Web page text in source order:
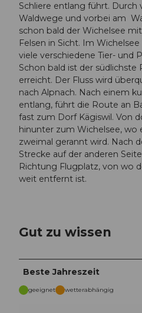
Schliere entlang führt. Durch
Waldwege und vorbei am
schon bald der Wichelsee
Felsen in Sicht. Im
viele verschiedene Tier- und
Schon bald ist der
erreicht. Der Fluss wird
nach Alpnach. Nach einem
entlang, führt die Route an
fast zum Dorf Kägiswil. Von
hinunter zum Wichelsee, wo
zweimal gerannt wird. Nach
Strecke auf der anderen
Richtung Flugplatz, von wo
weit entfernt ist.
Gut zu wissen
Beste Jahreszeit
geeignet wetterabhängig